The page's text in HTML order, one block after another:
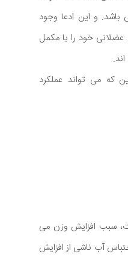
و این ادعا وجود
عضلانی خود را با مکمل
که می تواند عملکرد
سبب افزایش وزن می
آب ناشی از افزایش